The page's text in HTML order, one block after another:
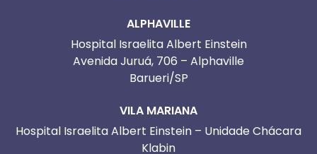
ALPHAVILLE
Hospital Israelita Albert Einstein
Avenida Juruá, 706 – Alphaville
Barueri/SP
VILA MARIANA
Hospital Israelita Albert Einstein – Unidade Chácara
Klabin